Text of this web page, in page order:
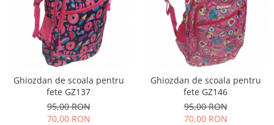
Ghiozdan de scoala pentru
fete GZ137
95,00 RON
70,00 RON
Ghiozdan de scoala pentru
fete GZ146
95,00 RON
70,00 RON